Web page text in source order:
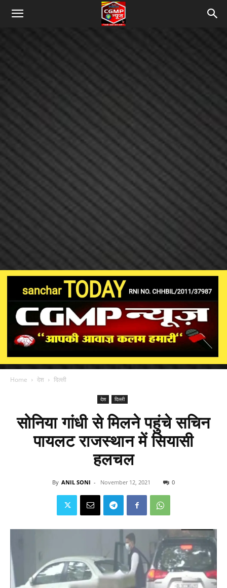
Home देश दिल्ली
देश दिल्ली
सोनिया गांधी से मिलने पहुंचे सचिन
पायलट राजस्थान में सियासी
हलचल
By ANIL SONI - November 12, 2021 0